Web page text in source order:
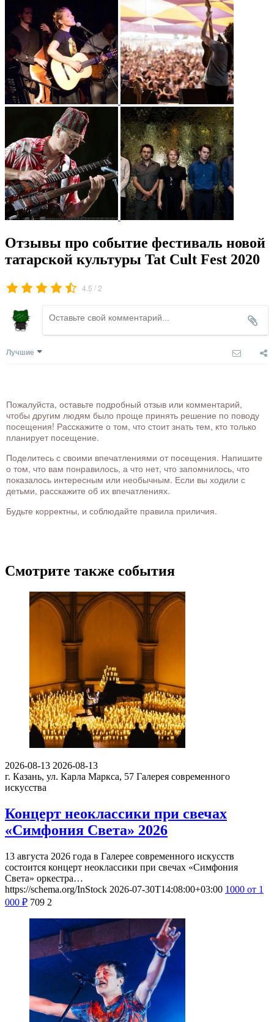
Отзывы про событие фестиваль новой
татарской культуры Tat Cult Fest 2020
4.5 /2
Лучшие
Пожалуйста, оставьте подробный отзыв или комментарий,
чтобы другим людям было проще принять решение по поводу
посещения! Расскажите о том, что стоит знать тем, кто только
планирует посещение.
Поделитесь с своими впечатлениями от посещения. Напишите
о том, что вам понравилось, а что нет, что запомнилось, что
показалось интересным или необычным. Если вы ходили с
детьми, расскажите об их впечатлениях.
Будьте корректны, и соблюдайте правила приличия.
Смотрите также события
2026-08-13 2026-08-13
г. Казань, ул. Карла Маркса, 57 Галерея современного
искусства
Концерт неоклассики при свечах
«Симфония Света» 2026
13 августа 2026 года в Галерее современного искусств
состоится концерт неоклассики при свечах «Симфония
Света» оркестра…
https://schema.org/InStock 2026-07-30T14:08:00+03:00 1000 от 1
000 ₽ 709 2